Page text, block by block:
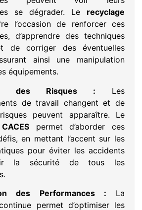
se dégrader. Le recyclage
l’occasion de renforcer ces
d’apprendre des techniques
de corriger des éventuelles
ainsi une manipulation
équipements.
des Risques : Les
de travail changent et de
peuvent apparaître. Le
permet d’aborder ces
en mettant l’accent sur les
pour éviter les accidents
la sécurité de tous les
des Performances : La
permet d’optimiser les